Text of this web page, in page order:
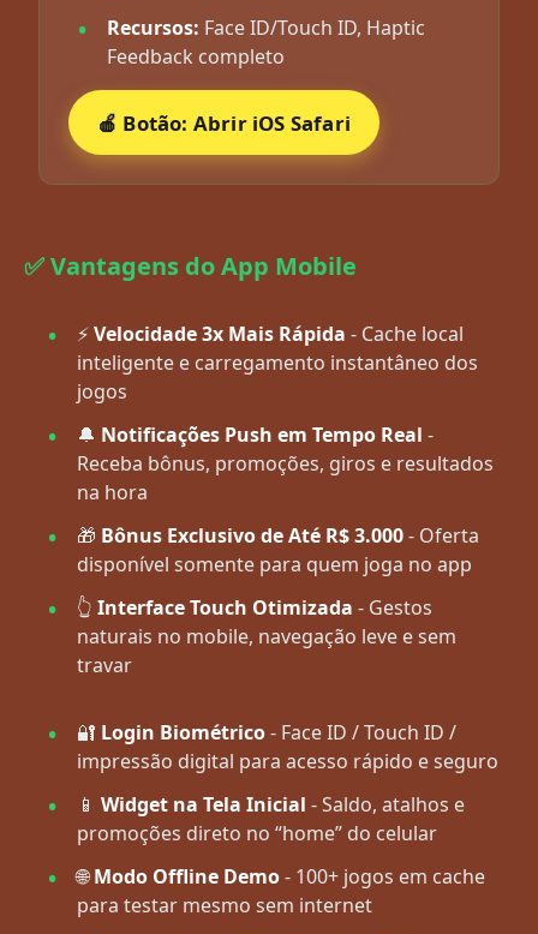
Recursos: Face ID/Touch ID, Haptic
Feedback completo
🍎 Botão: Abrir iOS Safari
✅ Vantagens do App Mobile
⚡Velocidade 3x Mais Rápida - Cache local
inteligente e carregamento instantâneo dos
jogos
🔔 Notificações Push em Tempo Real -
Receba bônus, promoções, giros e resultados
na hora
🎁 Bônus Exclusivo de Até R$ 3.000- Oferta
disponível somente para quem joga no app
👆 Interface Touch Otimizada - Gestos
naturais no mobile, navegação leve e sem
travar
🔐 Login Biométrico- Face ID / Touch ID /
impressão digital para acesso rápido e seguro
📱 Widget na Tela Inicial - Saldo, atalhos e
promoções direto no “home” do celular
🌐Modo Offline Demo- 100+ jogos em cache
para testar mesmo sem internet